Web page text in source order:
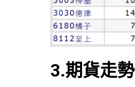
3.期貨走勢